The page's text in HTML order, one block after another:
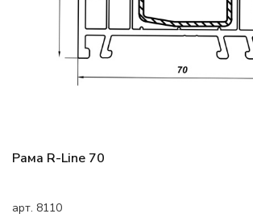
Рама R-Line 70
арт. 8110